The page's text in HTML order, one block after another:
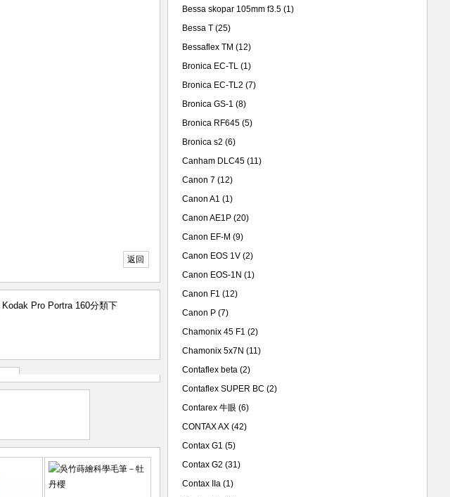
返回
Kodak Pro Portra 160分類下
Bessa skopar 105mm f3.5 (1)
Bessa T (25)
Bessaflex TM (12)
Bronica EC-TL (1)
Bronica EC-TL2 (7)
Bronica GS-1 (8)
Bronica RF645 (5)
Bronica s2 (6)
Canham DLC45 (11)
Canon 7 (12)
Canon A1 (1)
Canon AE1P (20)
Canon EF-M (9)
Canon EOS 1V (2)
Canon EOS-1N (1)
Canon F1 (12)
Canon P (7)
Chamonix 45 F1 (2)
Chamonix 5x7N (11)
Contaflex beta (2)
Contaflex SUPER BC (2)
Contarex 牛眼 (6)
CONTAX AX (42)
Contax G1 (5)
Contax G2 (31)
Contax IIa (1)